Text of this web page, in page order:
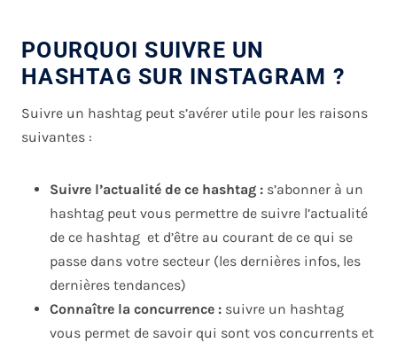
POURQUOI SUIVRE UN
HASHTAG SUR INSTAGRAM ?
Suivre un hashtag peut s’avérer utile pour les raisons
suivantes :
Suivre l’actualité de ce hashtag : s’abonner à un
hashtag peut vous permettre de suivre l’actualité
de ce hashtag et d’être au courant de ce qui se
passe dans votre secteur (les dernières infos, les
dernières tendances)
Connaître la concurrence : suivre un hashtag
vous permet de savoir qui sont vos concurrents et